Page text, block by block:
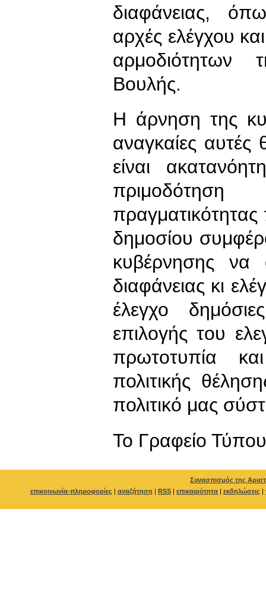
διαφάνειας,
αρχές ελέγχου
αρμοδιότητων
Βουλής.
Η άρνηση της
αναγκαίες αυτές
είναι
πραγματικότητας
δημοσίου
κυβέρνησης να
διαφάνειας κι
έλεγχο
επιλογής του
πρωτοτυπία
πολιτικής
πολιτικό μας
To Γραφείο Τύπου
Συνασπισμός της
επικοινωνία-πληροφορίες | αναζήτηση | RSS | επικαιρότητα | εκδηλώσεις |